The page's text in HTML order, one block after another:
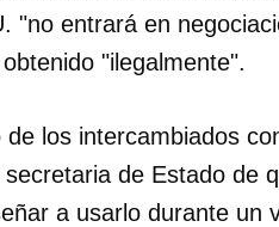
poder guardar como favorito,
"no entrará en
"ilegalmente".
los intercambiados
de Estado de
a usarlo durante un